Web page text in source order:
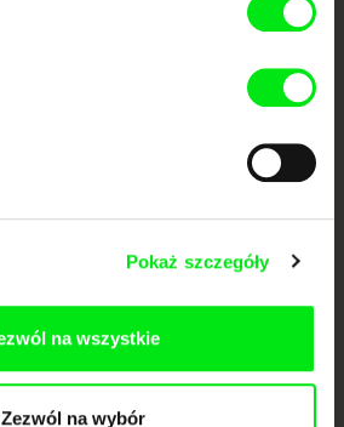
Pokaż szczegóły
na wszystkie
Zezwól na wybór
Millennium Docs
DOK Leipzig